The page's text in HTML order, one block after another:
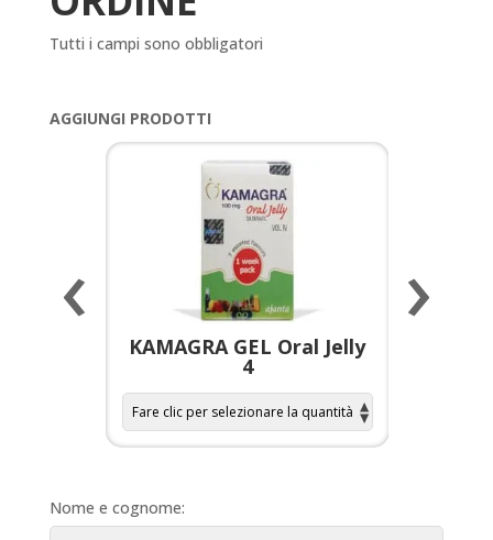
Tutti i campi sono obbligatori
AGGIUNGI PRODOTTI
KAMAGRA GEL Oral Jelly
4
‹ ›
Nome e cognome: